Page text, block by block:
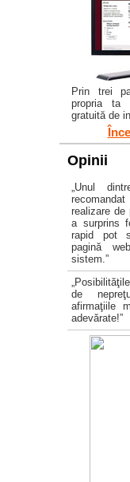
Prin trei
propria ta
gratuită de
Opinii
„Unul
realizare de
a surprins
rapid pot
pagină
sistem.”
de
afirmaţiile
adevărate!”